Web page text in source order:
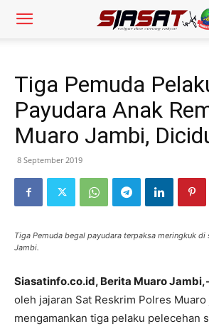
Tiga Pemuda
Payudara Anak
Muaro Jambi,
8 September 2019
Tiga Pemuda begal payudara terpaksa meringkuk di
Jambi.
Siasatinfo.co.id, Berita Muaro Jambi,-
oleh jajaran Sat Reskrim Polres
mengamankan tiga pelaku pelecehan